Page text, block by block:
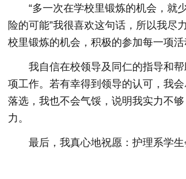
“多一次在学校里锻炼的机会，就
险的可能”我很喜欢这句话，所以我尽
校里锻炼的机会，积极的参加每一项活
我自信在校领导及同仁的指导和
项工作。若有幸得到领导的认可，我
落选，我也不会气馁，说明我实力不
力。
最后，我真心地祝愿：护理系学